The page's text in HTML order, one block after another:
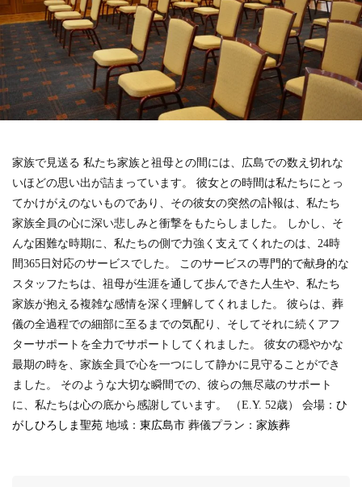
家族で見送る 私たち家族と祖母との間には、広島での数え切れな
いほどの思い出が詰まっています。 彼女との時間は私たちにとっ
てかけがえのないものであり、その彼女の突然の訃報は、私たち
家族全員の心に深い悲しみと衝撃をもたらしました。 しかし、そ
んな困難な時期に、私たちの側で力強く支えてくれたのは、24時
間365日対応のサービスでした。 このサービスの専門的で献身的な
スタッフたちは、祖母が生涯を通して歩んできた人生や、私たち
家族が抱える複雑な感情を深く理解してくれました。 彼らは、葬
儀の全過程での細部に至るまでの気配り、そしてそれに続くアフ
ターサポートを全力でサポートしてくれました。 彼女の穏やかな
最期の時を、家族全員で心を一つにして静かに見守ることができ
ました。 そのような大切な瞬間での、彼らの無尽蔵のサポート
に、私たちは心の底から感謝しています。
（E.Y. 52歳） 会場： ひ
がしひろしま聖苑 地域： 東広島市 葬儀プラン： 家族葬